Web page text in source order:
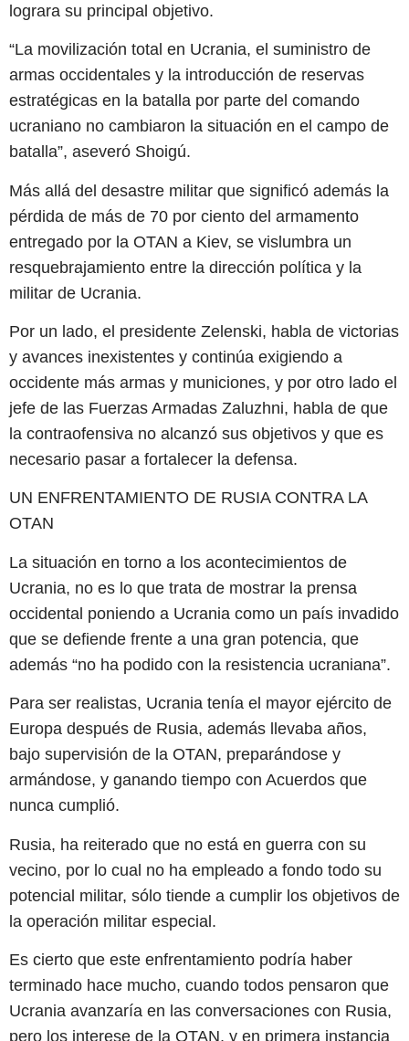
lograra su principal objetivo.
“La movilización total en Ucrania, el suministro de
armas occidentales y la introducción de reservas
estratégicas en la batalla por parte del comando
ucraniano no cambiaron la situación en el campo de
batalla”, aseveró Shoigú.
Más allá del desastre militar que significó además la
pérdida de más de 70 por ciento del armamento
entregado por la OTAN a Kiev, se vislumbra un
resquebrajamiento entre la dirección política y la
militar de Ucrania.
Por un lado, el presidente Zelenski, habla de victorias
y avances inexistentes y continúa exigiendo a
occidente más armas y municiones, y por otro lado el
jefe de las Fuerzas Armadas Zaluzhni, habla de que
la contraofensiva no alcanzó sus objetivos y que es
necesario pasar a fortalecer la defensa.
UN ENFRENTAMIENTO DE RUSIA CONTRA LA
OTAN
La situación en torno a los acontecimientos de
Ucrania, no es lo que trata de mostrar la prensa
occidental poniendo a Ucrania como un país invadido
que se defiende frente a una gran potencia, que
además “no ha podido con la resistencia ucraniana”.
Para ser realistas, Ucrania tenía el mayor ejército de
Europa después de Rusia, además llevaba años,
bajo supervisión de la OTAN, preparándose y
armándose, y ganando tiempo con Acuerdos que
nunca cumplió.
Rusia, ha reiterado que no está en guerra con su
vecino, por lo cual no ha empleado a fondo todo su
potencial militar, sólo tiende a cumplir los objetivos de
la operación militar especial.
Es cierto que este enfrentamiento podría haber
terminado hace mucho, cuando todos pensaron que
Ucrania avanzaría en las conversaciones con Rusia,
pero los interese de la OTAN, y en primera instancia